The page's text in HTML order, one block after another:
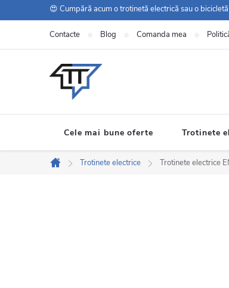
la
😍 Cumpără acum o trotinetă electrică sau o
Contacte Blog Comanda mea
Cele mai bune oferte Trotinete
Acasă
Trotinete electrice Trotinete electrice